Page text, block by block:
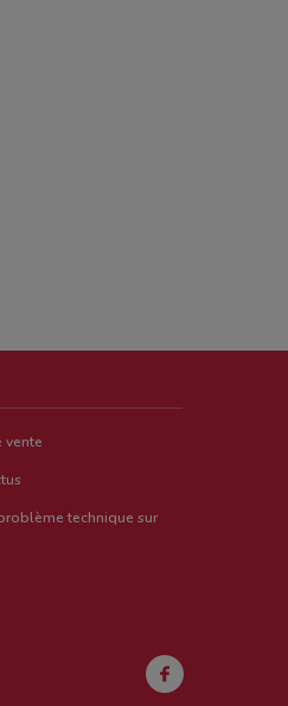
vente
technique sur